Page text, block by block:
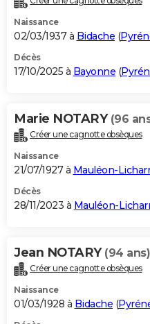
Destinations
City break
Voyage nature
Voyage de noces
Forum
Climat
+PHOTO
GUIDES D'ACHAT
BONS PLANS
Carte de Noël
Carte Bonne année
Carte Saint-Valentin
Carte Pâques
Carte d'anniversaire
DICTIONNAIRE
Dictionnaire
Biographies
Citations
Expressions
Proverbes
PROGRAMME TV
S'inscrire
Se connecter
Lycées
Collèges
Primaires
Universités
Entreprises
Service militaire
Avis de recherche
AVIS DE DÉCÈS
Bricolage
Lifestyle
Culture
Sport
Auto
Television
Voyage
Cinema
Naissance
02/03/1937 à Bidache (
Décès
17/10/2025 à Bayonne (
Marie NOTARY (96
Créer une cagnotte obsèques
Naissance
21/07/1927 à Mauléon-
Décès
28/11/2023 à Mauléon-
Jean NOTARY (94 ans)
Créer une cagnotte obsèques
Naissance
01/03/1928 à Bidache (